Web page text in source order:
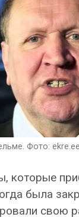
Фото: ekre.ee.
которые
была
свою